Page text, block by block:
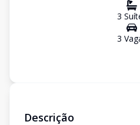
3
3
Descrição